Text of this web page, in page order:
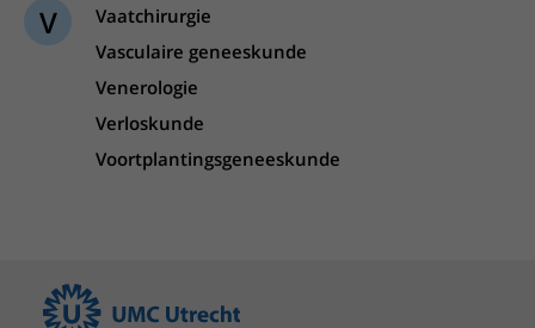
V
Vaatchirurgie
Vasculaire geneeskunde
Venerologie
Verloskunde
Voortplantingsgeneeskunde